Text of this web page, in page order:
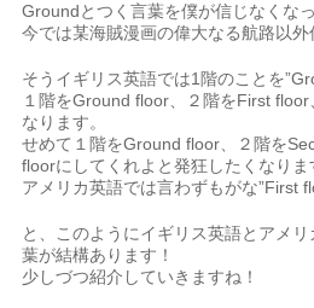
Groundとつく言葉を僕が信じなくな
今では某海賊漫画の偉大なる航路以外
そうイギリス英語では1階のことを
１階をGround floor、２階をFirst
なります。
せめて１階をGround floor、２階を
floorにしてくれよと発狂したくなりま
アメリカ英語では言わずもがな”First
と、このようにイギリス英語とアメ
葉が結構あります！
少しづつ紹介していきますね！